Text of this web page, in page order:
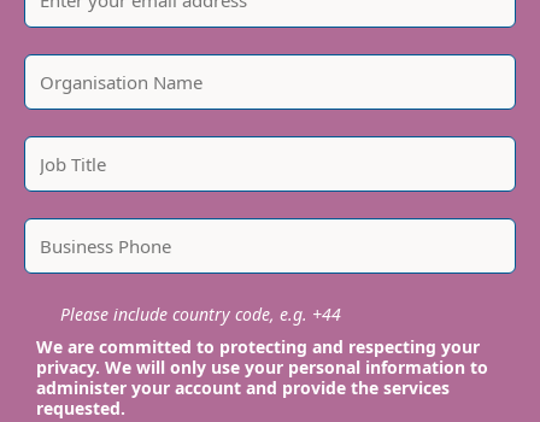
Please include country code, e.g. +44
We are committed to protecting and respecting your
privacy. We will only use your personal information to
administer your account and provide the services
requested.